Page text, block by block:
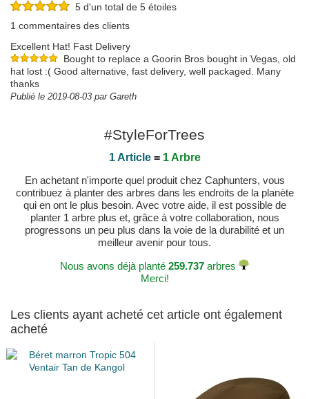
5 d'un total de 5 étoiles
1 commentaires des clients
Excellent Hat! Fast Delivery
Bought to replace a Goorin Bros bought in Vegas, old
hat lost :( Good alternative, fast delivery, well packaged. Many
thanks
Publié le 2019-08-03 par Gareth
#StyleForTrees
1 Article= 1 Arbre
En achetant n'importe quel produit chez Caphunters, vous
contribuez à planter des arbres dans les endroits de la planète
qui en ont le plus besoin. Avec votre aide, il est possible de
planter 1 arbre plus et, grâce à votre collaboration, nous
progressons un peu plus dans la voie de la durabilité et un
meilleur avenir pour tous.
Nous avons déjà planté 259.737 arbres
Merci!
Les clients ayant acheté cet article ont également
acheté